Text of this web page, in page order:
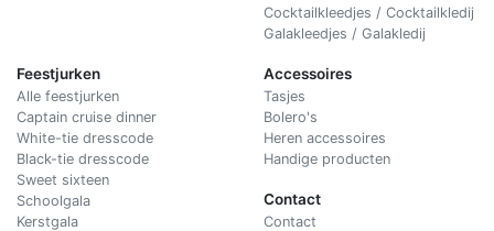
Cocktailkleedjes / Cocktailkledij
Galakleedjes / Galakledij
Feestjurken
Alle feestjurken
Captain cruise dinner
White-tie dresscode
Black-tie dresscode
Sweet sixteen
Schoolgala
Kerstgala
Accessoires
Tasjes
Bolero's
Heren accessoires
Handige producten
Contact
Contact